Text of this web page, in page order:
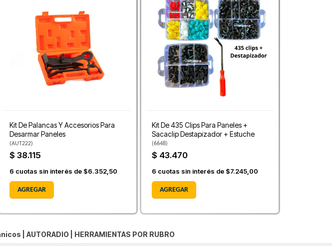
Kit De Palancas Y Accesorios Para
Desarmar Paneles
(AUT222)
$ 38.115
6 cuotas sin interés de $6.352,50
AGREGAR
Kit De 435 Clips Para Paneles +
Sacaclip Destapizador + Estuche
(6648)
$ 43.470
6 cuotas sin interés de $7.245,00
AGREGAR
| AUTORADIO HERRAMIENTAS POR RUBRO